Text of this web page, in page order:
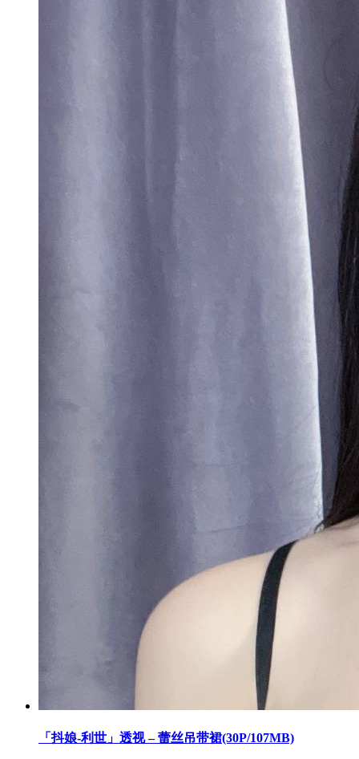
「抖娘-利世」透视 – 蕾丝吊带裙(30P/107MB)